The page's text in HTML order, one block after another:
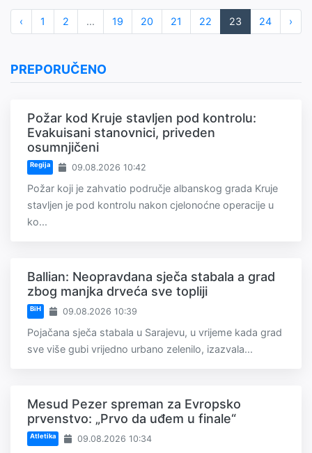
‹ 1 2 ... 19 20 21 22 23 24 ›
PREPORUČENO
Požar kod Kruje stavljen pod kontrolu:
Evakuisani stanovnici, priveden
osumnjičeni
Regija 09.08.2026 10:42
Požar koji je zahvatio područje albanskog grada Kruje
stavljen je pod kontrolu nakon cjelonoćne operacije u
ko...
Ballian: Neopravdana sječa stabala a grad
zbog manjka drveća sve topliji
BiH 09.08.2026 10:39
Pojačana sječa stabala u Sarajevu, u vrijeme kada grad
sve više gubi vrijedno urbano zelenilo, izazvala...
Mesud Pezer spreman za Evropsko
prvenstvo: „Prvo da uđem u finale“
Atletika 09.08.2026 10:34